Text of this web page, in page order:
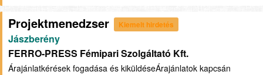
Projektmenedzser Kiemelt hirdetés
Jászberény
FERRO-PRESS Fémipari Szolgáltató Kft.
Árajánlatkérések fogadása és kiküldéseÁrajánlatok kapcsán